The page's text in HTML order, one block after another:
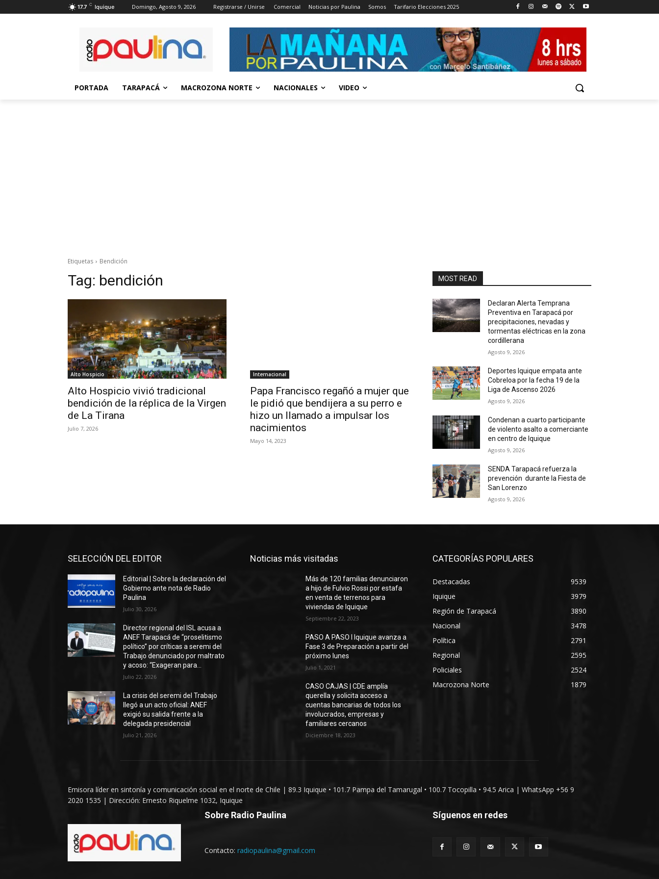
17.7 C Iquique Domingo, Agosto 9, 2026 Registrarse / Unirse Comercial Noticias por Paulina Somos Tarifario Elecciones 2025
PORTADA TARAPACÁ MACROZONA NORTE NACIONALES VIDEO
Etiquetas Bendición
Tag: bendición
Alto Hospicio
Alto Hospicio vivió tradicional
bendición de la réplica de la Virgen
de La Tirana
Julio 7, 2026
Internacional
Papa Francisco regañó a mujer que
le pidió que bendijera a su perro e
hizo un llamado a impulsar los
nacimientos
Mayo 14, 2023
MOST READ
Declaran Alerta Temprana
Preventiva en Tarapacá por
precipitaciones, nevadas y
tormentas eléctricas en la zona
cordillerana
Agosto 9, 2026
Deportes Iquique empata ante
Cobreloa por la fecha 19 de la
Liga de Ascenso 2026
Agosto 9, 2026
Condenan a cuarto participante
de violento asalto a comerciante
en centro de Iquique
Agosto 9, 2026
SENDA Tarapacá refuerza la
prevención durante la Fiesta de
San Lorenzo
Agosto 9, 2026
SELECCIÓN DEL EDITOR
Editorial | Sobre la declaración del
Gobierno ante nota de Radio
Paulina
Julio 30, 2026
Director regional del ISL acusa a
ANEF Tarapacá de “proselitismo
político” por críticas a seremi del
Trabajo denunciado por maltrato
y acoso: “Exageran para...
Julio 22, 2026
La crisis del seremi del Trabajo
llegó a un acto oficial: ANEF
exigió su salida frente a la
delegada presidencial
Julio 21, 2026
Noticias más visitadas
Más de 120 familias denunciaron
a hijo de Fulvio Rossi por estafa
en venta de terrenos para
viviendas de Iquique
Septiembre 22, 2023
PASO A PASO I Iquique avanza a
Fase 3 de Preparación a partir del
próximo lunes
Julio 1, 2021
CASO CAJAS | CDE amplía
querella y solicita acceso a
cuentas bancarias de todos los
involucrados, empresas y
familiares cercanos
Diciembre 18, 2023
CATEGORÍAS POPULARES
Destacadas
9539
Iquique
3979
Región de Tarapacá
3890
Nacional
3478
Política
2791
Regional
2595
Policiales
2524
Macrozona Norte
1879
Emisora líder en sintonía y comunicación social en el norte de Chile | 89.3 Iquique • 101.7 Pampa del Tamarugal • 100.7 Tocopilla • 94.5 Arica | WhatsApp +56 9
2020 1535 | Dirección: Ernesto Riquelme 1032, Iquique
Sobre Radio Paulina
Contacto: radiopaulina@gmail.com
Síguenos en redes